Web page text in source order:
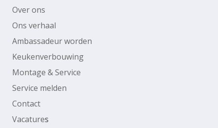
Over ons
Ons verhaal
Ambassadeur worden
Keukenverbouwing
Montage & Service
Service melden
Contact
Vacatures